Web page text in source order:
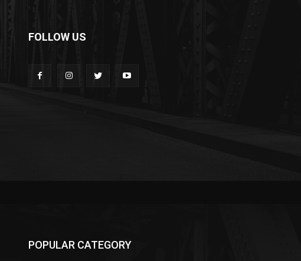
FOLLOW US
POPULAR CATEGORY